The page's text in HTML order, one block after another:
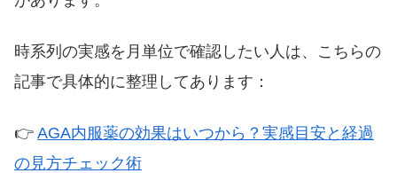
時系列の実感を月単位で確認したい人は、こちらの
記事で具体的に整理してあります：
👉 AGA内服薬の効果はいつから？実感目安と経過
の見方チェック術